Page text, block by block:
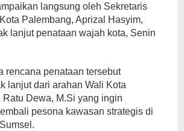
langsung oleh Sekretaris
Palembang, Aprizal Hasyim,
lanjut penataan wajah kota, Senin
rencana penataan tersebut
lanjut dari arahan Wali Kota
Ratu Dewa, M.Si yang ingin
pesona kawasan strategis di